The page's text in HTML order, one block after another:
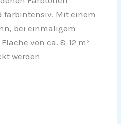
farbintensiv. Mit einem
bei einmaligem
von ca. 8-12 m²
werden